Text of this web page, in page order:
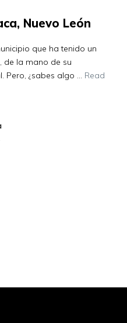
Nuevo León
que ha tenido un
de la mano de su
Pero, ¿sabes algo … Read